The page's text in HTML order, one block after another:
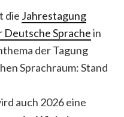
die Jahrestagung
Sprachein
der Tagung
Sprachraum: Stand
auch 2026 eine